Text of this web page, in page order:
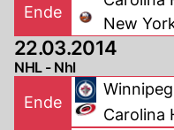
Ende
New
22.03.2014
NHL - Nhl
Ende
Carolina